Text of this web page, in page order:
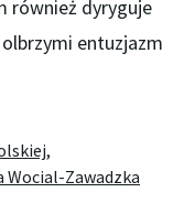
również dyryguje
entuzjazm
,
Wocial-Zawadzka